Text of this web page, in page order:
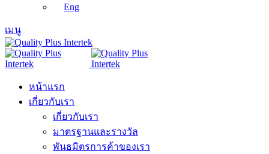
Eng
เมนู
หน้าแรก
เกี่ยวกับเรา
เกี่ยวกับเรา
มาตรฐานและรางวัล
พันธมิตรการค้าของเรา